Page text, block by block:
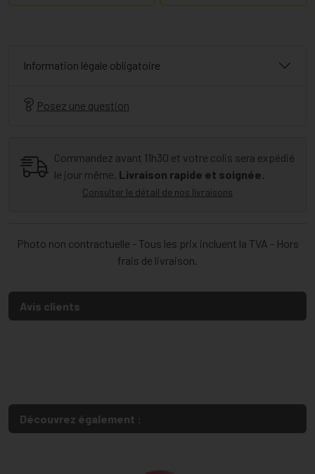
Information légale obligatoire
Posez une question
Commandez avant 11h30 et votre colis sera expédié
le jour même. Livraison rapide et soignée.
Consulter le détail de nos livraisons
Photo non contractuelle - Tous les prix incluent la TVA - Hors
frais de livraison.
Avis clients
Découvrez également :